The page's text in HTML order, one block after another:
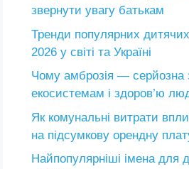
звернути увагу батькам
Тренди популярних
2026 у світі та Україні
Чому амброзія — серйозна
екосистемам і здоров’ю
Як комунальні витрати
на підсумкову орендну
Найпопулярніші імена для